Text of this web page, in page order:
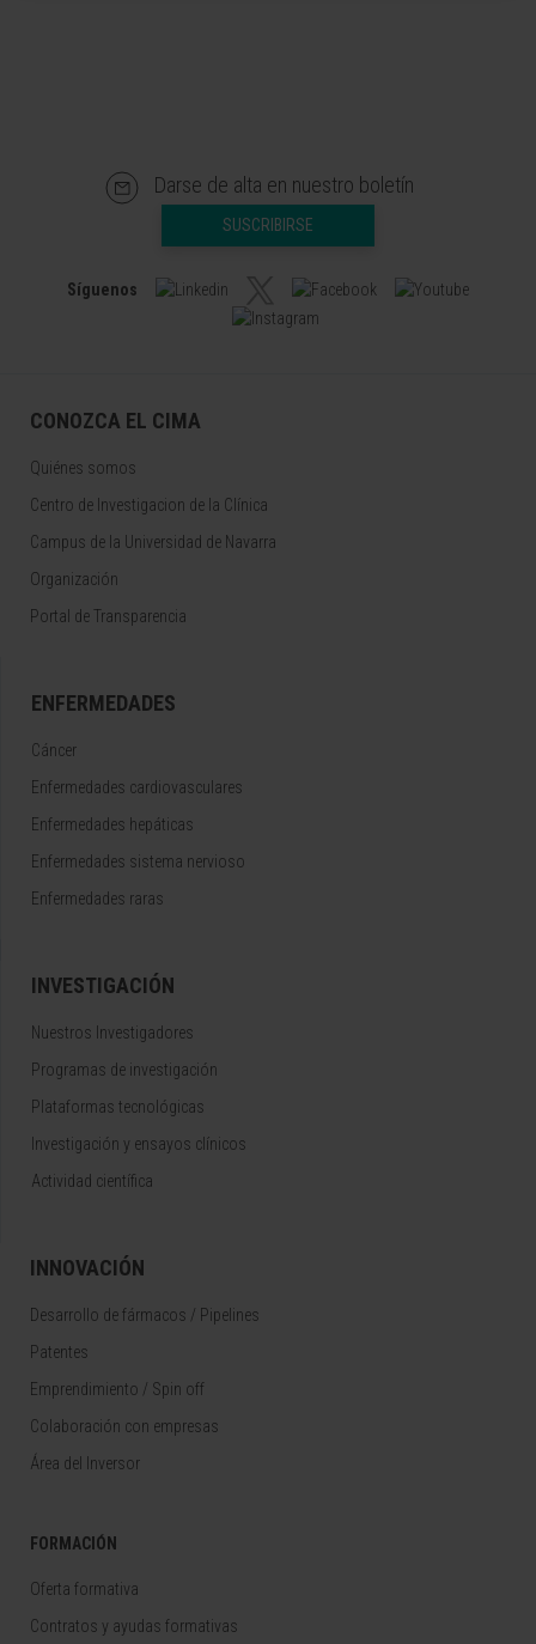
Darse de alta en nuestro boletín
SUSCRIBIRSE
Síguenos
CONOZCA EL CIMA
Quiénes somos
Centro de Investigacion de la Clínica
Campus de la Universidad de Navarra
Organización
Portal de Transparencia
ENFERMEDADES
Cáncer
Enfermedades cardiovasculares
Enfermedades hepáticas
Enfermedades sistema nervioso
Enfermedades raras
INVESTIGACIÓN
Nuestros Investigadores
Programas de investigación
Plataformas tecnológicas
Investigación y ensayos clínicos
Actividad científica
INNOVACIÓN
Desarrollo de fármacos / Pipelines
Patentes
Emprendimiento / Spin off
Colaboración con empresas
Área del Inversor
FORMACIÓN
Oferta formativa
Contratos y ayudas formativas